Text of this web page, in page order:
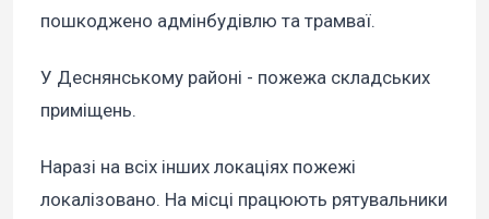
пошкоджено адмінбудівлю та трамваї.
У Деснянському районі - пожежа складських
приміщень.
Наразі на всіх інших локаціях пожежі
локалізовано. На місці працюють рятувальники